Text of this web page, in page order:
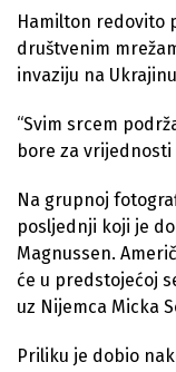
Hamilton redovito
društvenim
invaziju na
“Svim srcem
bore za vrijednosti
Na grupnoj
posljednji koji je
Magnussen.
će u predstojećoj
uz Nijemca Micka
Priliku je dobio